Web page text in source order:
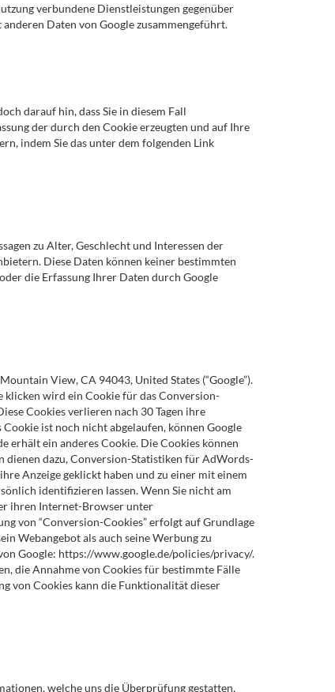
verbundene Dienstleistungen gegenüber
Daten von Google zusammengeführt.
darauf hin, dass Sie in diesem Fall
der durch den Cookie erzeugten und auf Ihre
indem Sie das unter dem folgenden Link
zu Alter, Geschlecht und Interessen der
Diese Daten können keiner bestimmten
die Erfassung Ihrer Daten durch Google
View, CA 94043, United States (“Google”).
klicken wird ein Cookie für das Conversion-
Cookies verlieren nach 30 Tagen ihre
ist noch nicht abgelaufen, können Google
erhält ein anderes Cookie. Die Cookies können
dazu, Conversion-Statistiken für AdWords-
Anzeige geklickt haben und zu einer mit einem
identifizieren lassen. Wenn Sie nicht am
ihren Internet-Browser unter
von “Conversion-Cookies” erfolgt auf Grundlage
Webangebot als auch seine Werbung zu
Google: https://www.google.de/policies/privacy/.
die Annahme von Cookies für bestimmte Fälle
von Cookies kann die Funktionalität dieser
welche uns die Überprüfung gestatten,